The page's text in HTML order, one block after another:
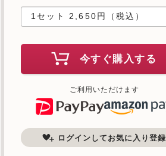
今すぐ購入する
ご利用いただけます
ログインしてお気に入り登録